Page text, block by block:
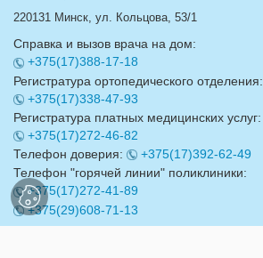
220131 Минск, ул. Кольцова, 53/1
Справка и вызов врача на дом:
+375(17)388-17-18
Регистратура ортопедического отделения:
+375(17)338-47-93
Регистратура платных медицинских услуг:
+375(17)272-46-82
Телефон доверия:
+375(17)392-62-49
Телефон "горячей линии" поликлиники:
+375(17)272-41-89
+375(29)608-71-13